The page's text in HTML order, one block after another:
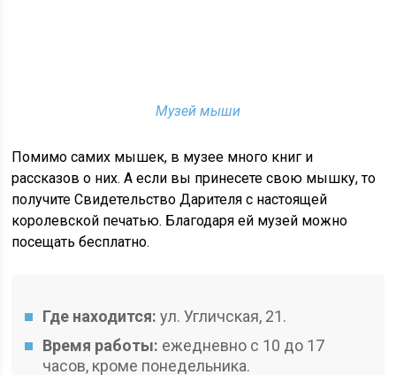
Музей мыши
Помимо самих мышек, в музее много книг и
рассказов о них. А если вы принесете свою мышку, то
получите Свидетельство Дарителя с настоящей
королевской печатью. Благодаря ей музей можно
посещать бесплатно.
Где находится: ул. Угличская, 21.
Время работы: ежедневно с 10 до 17
часов, кроме понедельника.